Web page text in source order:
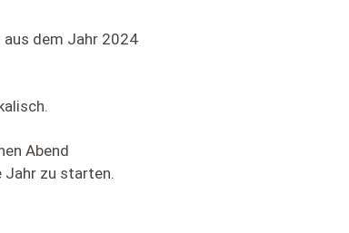
aus dem Jahr 2024
Abend
Jahr zu starten.